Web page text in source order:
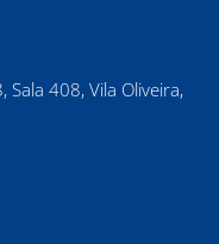
Sala 408, Vila Oliveira,